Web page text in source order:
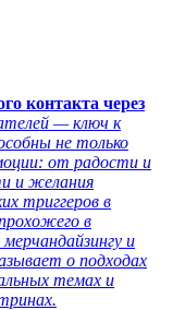
контакта через
— ключ к
не только
от радости и
и желания
триггеров в
в
и
о подходах
темах и